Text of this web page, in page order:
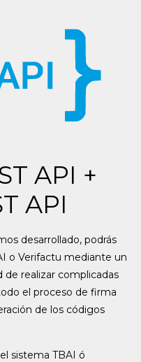
API +
API
desarrollado, podrás
o Verifactu mediante un
de realizar complicadas
el proceso de firma
de los códigos
sistema TBAI ó